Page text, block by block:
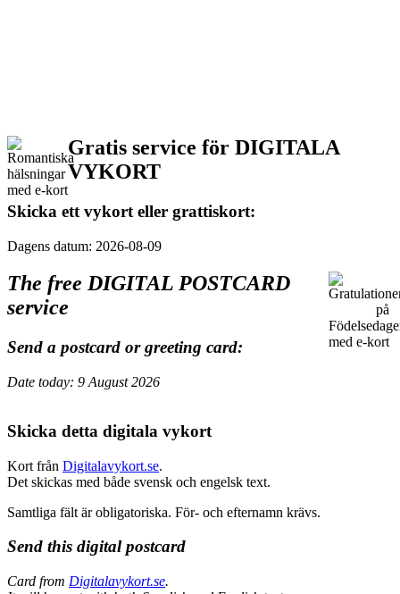
Gratis service för DIGITALA
VYKORT
Skicka ett vykort eller grattiskort:
Dagens datum: 2026-08-09
The free DIGITAL POSTCARD
service
Send a postcard or greeting card:
Date today: 9 August 2026
Skicka detta digitala vykort
Kort från Digitalavykort.se.
Det skickas med både svensk och engelsk text.
Samtliga fält är obligatoriska. För- och efternamn krävs.
Send this digital postcard
Card from Digitalavykort.se.